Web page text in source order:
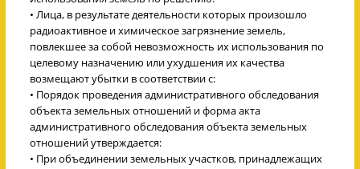
• Лица, в результате деятельности которых произошло
радиоактивное и химическое загрязнение земель,
повлекшее за собой невозможность их использования по
целевому назначению или ухудшения их качества
возмещают убытки в соответствии с:
• Порядок проведения административного обследования
объекта земельных отношений и форма акта
административного обследования объекта земельных
отношений утверждается:
• При объединении земельных участков, принадлежащих